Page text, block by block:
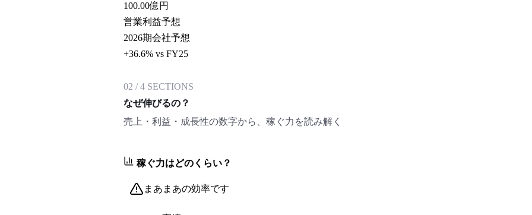
100.00億円
営業利益予想
2026期会社予想
+36.6% vs FY25
02 /4 SECTIONS
なぜ伸びるの？
売上・利益・成長性の数字から、稼ぐ力を読み解く
稼ぐ力はどのくらい？
まあまあの効率です